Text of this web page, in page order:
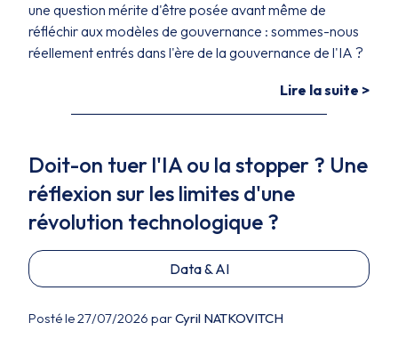
une question mérite d'être posée avant même de
réfléchir aux modèles de gouvernance : sommes-nous
réellement entrés dans l'ère de la gouvernance de l'IA ?
Lire la suite >
Doit-on tuer l'IA ou la stopper ? Une
réflexion sur les limites d'une
révolution technologique ?
Data & AI
Posté le 27/07/2026 parCyril NATKOVITCH